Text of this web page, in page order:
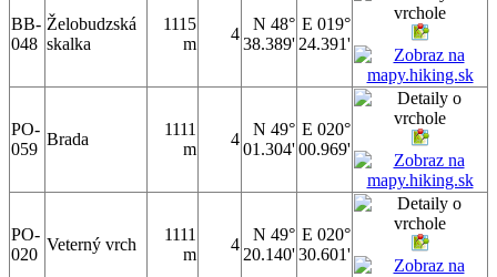
BB-
048
Želobudzská
skalka
1115
m
4
N 48°
38.389'
E 019°
24.391'
PO-
059
Brada
1111
m
4
N 49°
01.304'
E 020°
00.969'
PO-
020
Veterný vrch
1111
m
4
N 49°
20.140'
E 020°
30.601'